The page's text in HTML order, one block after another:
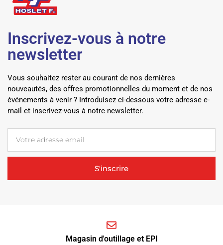
Inscrivez-vous à notre
newsletter
Vous souhaitez rester au courant de nos dernières
nouveautés, des offres promotionnelles du moment et de nos
événements à venir ? Introduisez ci-dessous votre adresse e-
mail et inscrivez-vous à notre newsletter.
S'inscrire
Magasin d'outillage et EPI